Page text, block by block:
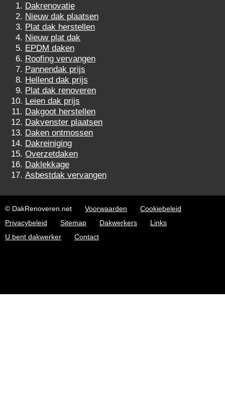
Dakrenovatie
Nieuw dak plaatsen
Plat dak herstellen
Nieuw plat dak
EPDM daken
Roofing vervangen
Pannendak prijs
Hellend dak prijs
Plat dak renoveren
Leien dak prijs
Dakgoot herstellen
Dakvenster plaatsen
Daken ontmossen
Dakreiniging
Overzetdaken
Daklekkage
Asbestdak vervangen
© DakRenoveren.net Voorwaarden
Cookiebeleid
Privacybeleid
Sitemap Dakwerkers
Links
U bent dakwerker
Contact